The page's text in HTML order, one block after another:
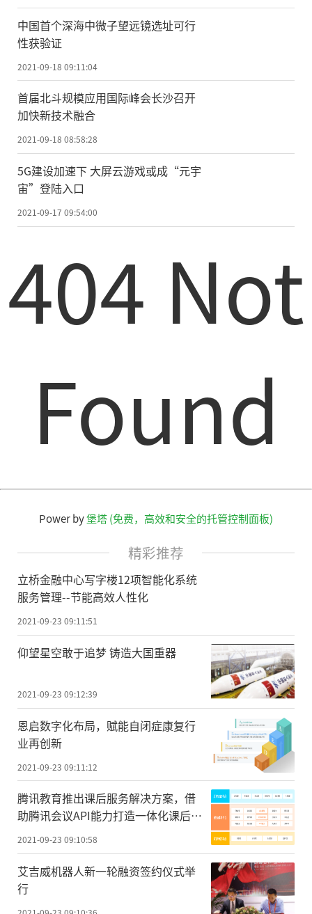
中国首个深海中微子望远镜选址可行
性获验证
2021-09-18 09:11:04
首届北斗规模应用国际峰会长沙召开
加快新技术融合
2021-09-18 08:58:28
5G建设加速下 大屏云游戏或成“元宇
宙”登陆入口
2021-09-17 09:54:00
404 Not
Found
Power by堡塔 (免费，高效和安全的托管控制面板)
精彩推荐
立桥金融中心写字楼12项智能化系统
服务管理--节能高效人性化
2021-09-23 09:11:51
仰望星空敢于追梦 铸造大国重器
2021-09-23 09:12:39
恩启数字化布局，赋能自闭症康复行
业再创新
2021-09-23 09:11:12
腾讯教育推出课后服务解决方案，借
助腾讯会议API能力打造一体化课后服
务互动工具
2021-09-23 09:10:58
艾吉威机器人新一轮融资签约仪式举
行